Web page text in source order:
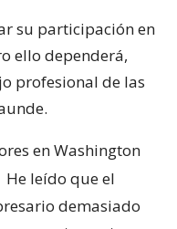
su participación en
ello dependerá,
profesional de las
en Washington
He leído que el
demasiado